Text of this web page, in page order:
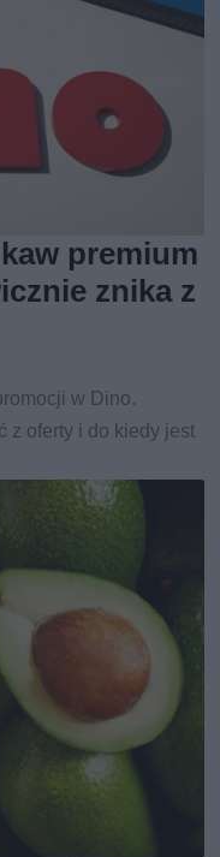
premium
znika z
w Dino.
z oferty i do kiedy jest